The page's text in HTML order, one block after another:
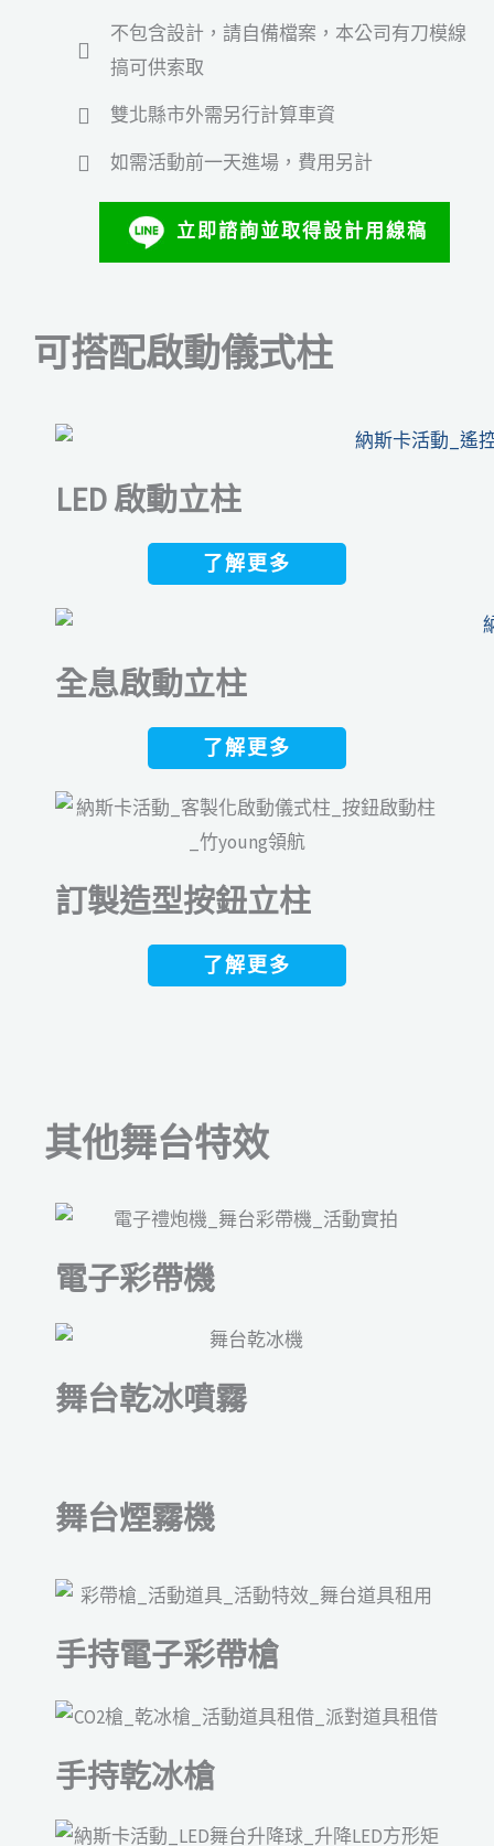
不包含設計，請自備檔案，本公司有刀模線
搞可供索取
雙北縣市外需另行計算車資
如需活動前一天進場，費用另計
立即諮詢並取得設計用線稿
可搭配啟動儀式柱
LED 啟動立柱
了解更多
全息啟動立柱
了解更多
訂製造型按鈕立柱
了解更多
其他舞台特效
電子彩帶機
舞台乾冰噴霧
舞台煙霧機
手持電子彩帶槍
手持乾冰槍